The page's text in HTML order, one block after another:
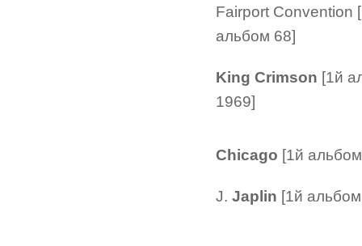
Fairport Convention
альбом 68]
King Crimson [1й
1969]
Chicago [1й
J. Japlin [1й